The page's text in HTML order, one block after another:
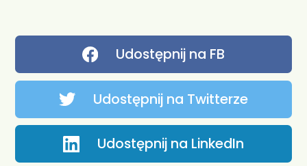
Udostępnij na FB
Udostępnij na Twitterze
Udostępnij na LinkedIn